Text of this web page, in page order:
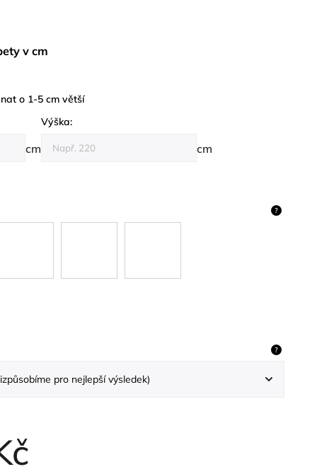
v cm
o 1-5 cm větší
cm
Výška:
cm
?
?